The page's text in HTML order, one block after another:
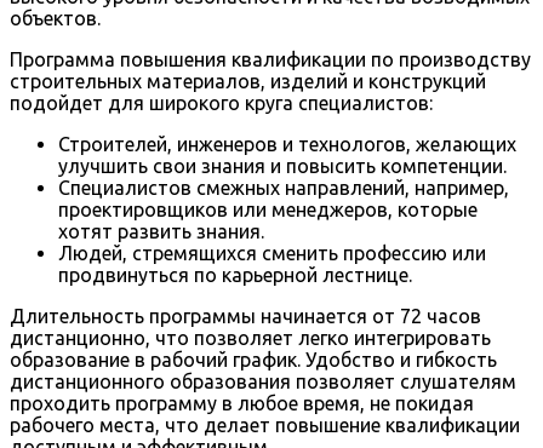
объектов.
Программа повышения квалификации по производству
строительных материалов, изделий и конструкций
подойдет для широкого круга специалистов:
Строителей, инженеров и технологов, желающих
улучшить свои знания и повысить компетенции.
Специалистов смежных направлений, например,
проектировщиков или менеджеров, которые
хотят развить знания.
Людей, стремящихся сменить профессию или
продвинуться по карьерной лестнице.
Длительность программы начинается от 72 часов
дистанционно, что позволяет легко интегрировать
образование в рабочий график. Удобство и гибкость
дистанционного образования позволяет слушателям
проходить программу в любое время, не покидая
рабочего места, что делает повышение квалификации